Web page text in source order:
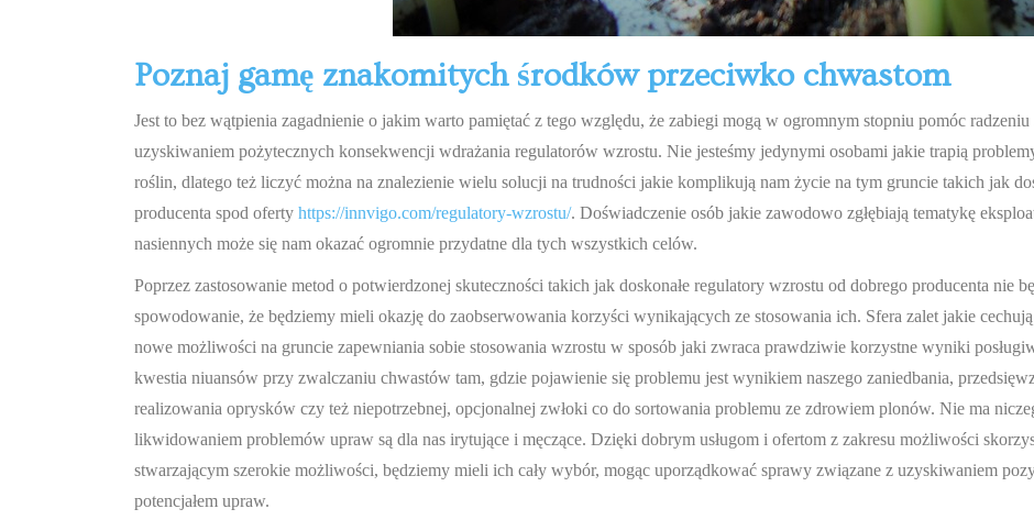
Poznaj gamę znakomitych środków przeciwko chwastom
Jest to bez wątpienia zagadnienie o jakim warto pamiętać z tego względu, że zabiegi mogą w ogromnym stopniu pomóc
uzyskiwaniem pożytecznych konsekwencji wdrażania regulatorów wzrostu. Nie jesteśmy jedynymi osobami jakie trapią
roślin, dlatego też liczyć można na znalezienie wielu solucji na trudności jakie komplikują nam życie na tym gruncie takich jak
producenta spod oferty https://innvigo.com/regulatory-wzrostu/. Doświadczenie osób jakie zawodowo zgłębiają tematykę
nasiennych może się nam okazać ogromnie przydatne dla tych wszystkich celów.
Poprzez zastosowanie metod o potwierdzonej skuteczności takich jak doskonałe regulatory wzrostu od dobrego producenta nie
spowodowanie, że będziemy mieli okazję do zaobserwowania korzyści wynikających ze stosowania ich. Sfera zalet jakie
nowe możliwości na gruncie zapewniania sobie stosowania wzrostu w sposób jaki zwraca prawdziwie korzystne wyniki
kwestia niuansów przy zwalczaniu chwastów tam, gdzie pojawienie się problemu jest wynikiem naszego zaniedbania,
realizowania oprysków czy też niepotrzebnej, opcjonalnej zwłoki co do sortowania problemu ze zdrowiem plonów. Nie ma
likwidowaniem problemów upraw są dla nas irytujące i męczące. Dzięki dobrym usługom i ofertom z zakresu możliwości
stwarzającym szerokie możliwości, będziemy mieli ich cały wybór, mogąc uporządkować sprawy związane z uzyskiwaniem
potencjałem upraw.